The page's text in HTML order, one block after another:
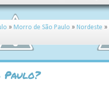
» Morro de São Paulo » Nordeste »
Paulo?